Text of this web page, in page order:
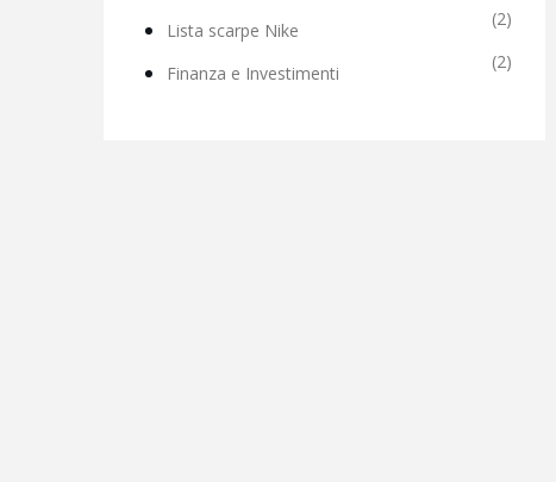
Lista scarpe Nike
(2)
Finanza e Investimenti
(2)